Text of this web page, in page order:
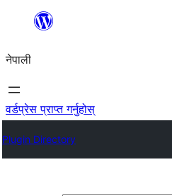
सामग्रीमा
नेपाली
वर्डप्रेस प्राप्त गर्नुहोस्
Plugin Directory